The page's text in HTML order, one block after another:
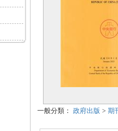
一般分類： 政府出版 > 期